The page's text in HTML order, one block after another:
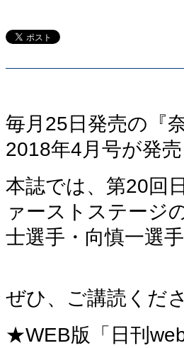
毎月25日発売の『
2018年4月号が発
本誌では、第20回
ァーストステージ
士選手・向慎一選
ぜひ、ご講読くださ
★WEB版「日刊